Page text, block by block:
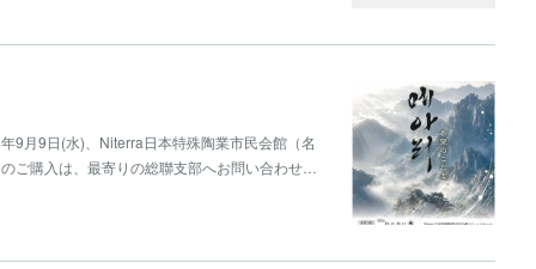
9月9日(水)、Niterra日本特殊陶業市民会館（名
ご購入は、最寄りの総聯支部へお問い合わせ…